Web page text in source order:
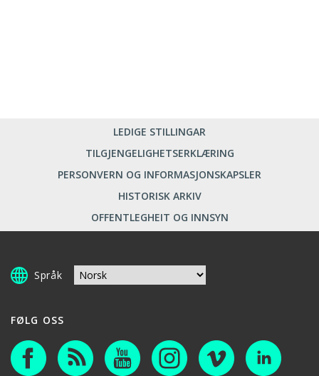
LEDIGE STILLINGAR
TILGJENGELIGHETSERKLÆRING
PERSONVERN OG INFORMASJONSKAPSLER
HISTORISK ARKIV
OFFENTLEGHEIT OG INNSYN
Språk
FØLG OSS